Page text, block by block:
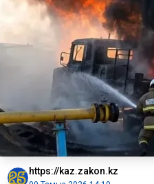
https://kaz.zakon.kz